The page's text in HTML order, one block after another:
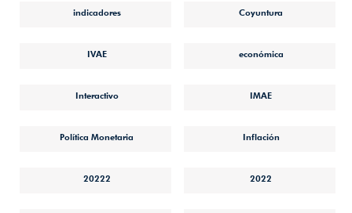
indicadores Coyuntura
IVAE económica
Interactivo IMAE
Política Monetaria Inflación
20222 2022